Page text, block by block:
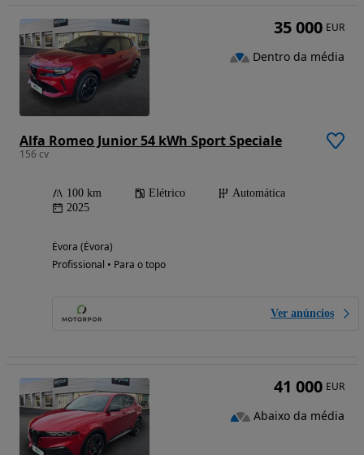
Alfa Romeo Junior 54 kWh Sport Speciale
156 cv
100 km Elétrico
Automática
2025
Évora (Évora)
Profissional • Para o topo
Ver anúncios
35 000 EUR
Dentro da média
41 000 EUR
Abaixo da média